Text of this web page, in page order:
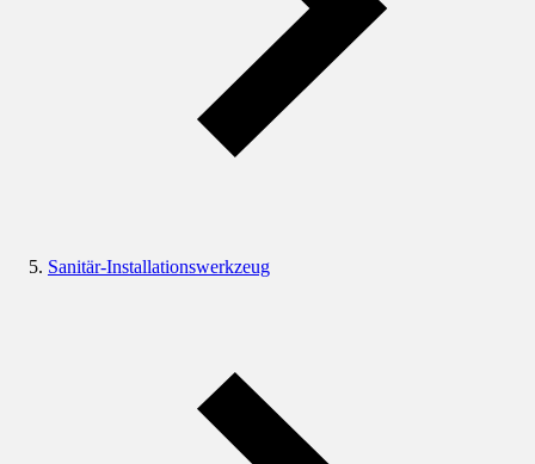
Sanitär-Installationswerkzeug